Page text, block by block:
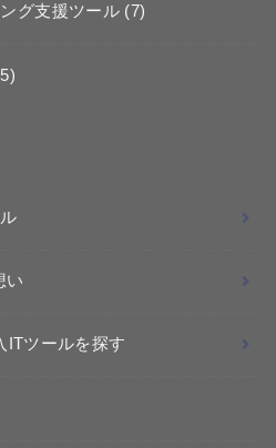
グ支援ツール (7)
い
ITツールを探す